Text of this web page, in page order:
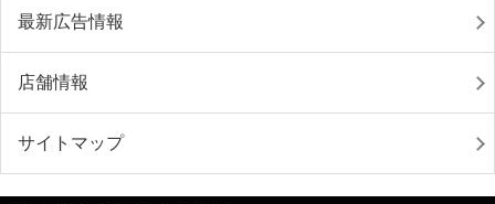
最新広告情報
店舗情報
サイトマップ